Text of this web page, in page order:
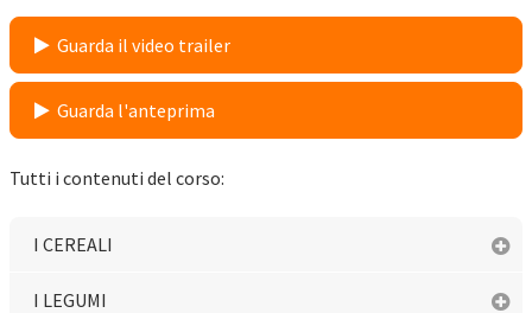
Guarda il video trailer
Guarda l'anteprima
Tutti i contenuti del corso:
I CEREALI
I LEGUMI